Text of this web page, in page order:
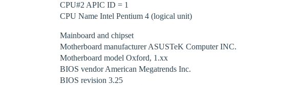
CPU#2 APIC ID = 1
CPU Name Intel Pentium 4 (logical unit)
Mainboard and chipset
Motherboard manufacturer ASUSTeK Computer INC.
Motherboard model Oxford, 1.xx
BIOS vendor American Megatrends Inc.
BIOS revision 3.25